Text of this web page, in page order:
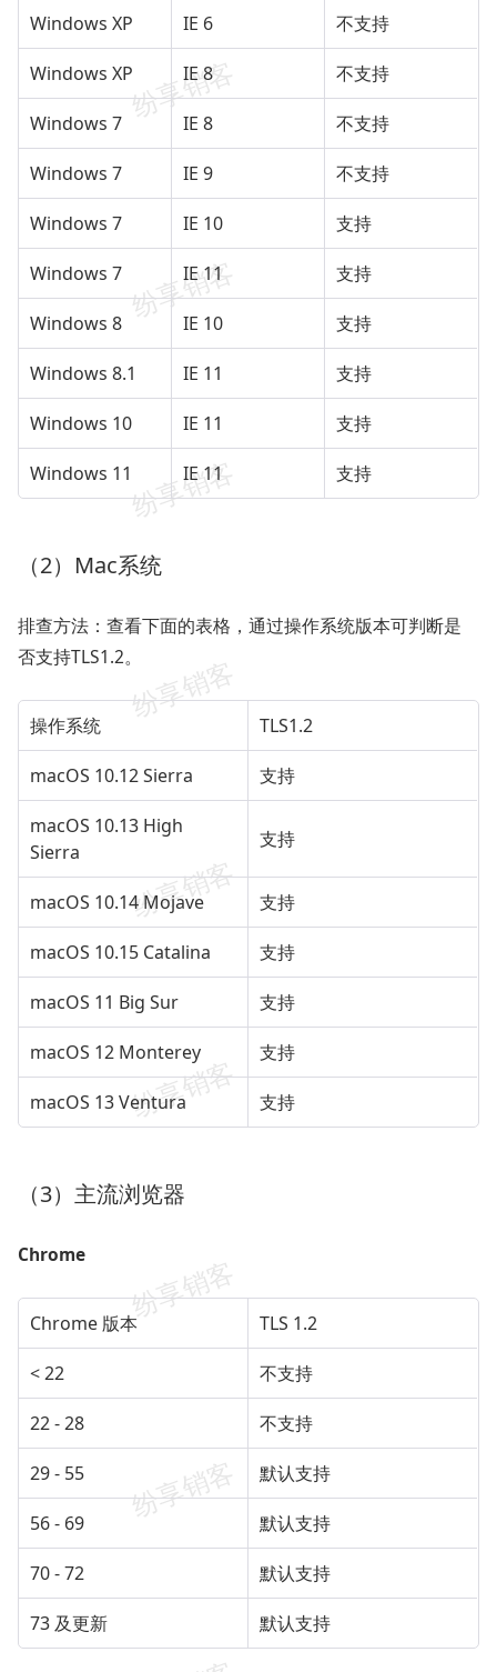
Windows XP IE 6 不支持
Windows XP IE 8 不支持
Windows 7 IE 8 不支持
Windows 7 IE 9 不支持
Windows 7 IE 10 支持
Windows 7 IE 11 支持
Windows 8 IE 10 支持
Windows 8.1 IE 11 支持
Windows 10 IE 11 支持
Windows 11 IE 11 支持
（2）Mac系统
排查方法 ：查看下面的表格，通过操作系统版本可判断是
否支持TLS1.2。
操作系统 TLS1.2
macOS 10.12 Sierra 支持
macOS 10.13 High
Sierra
支持
macOS 10.14 Mojave 支持
macOS 10.15 Catalina 支持
macOS 11 Big Sur 支持
macOS 12 Monterey 支持
macOS 13 Ventura 支持
（3）主流浏览器
Chrome
Chrome 版本 TLS 1.2
< 22 不支持
22 - 28 不支持
29 - 55 默认支持
56 - 69 默认支持
70 - 72 默认支持
73 及更新 默认支持